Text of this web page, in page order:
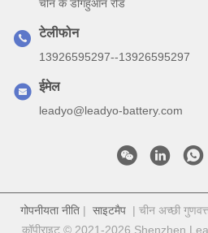
चीन के डोंगहुआन रोड
टेलीफोन
13926595297--13926595297
ईमेल
leadyo@leadyo-battery.com
गोपनीयता नीति| साइटमैप| चीन अच्छी
कॉपीराइट © 2021-2026 Shenzhen